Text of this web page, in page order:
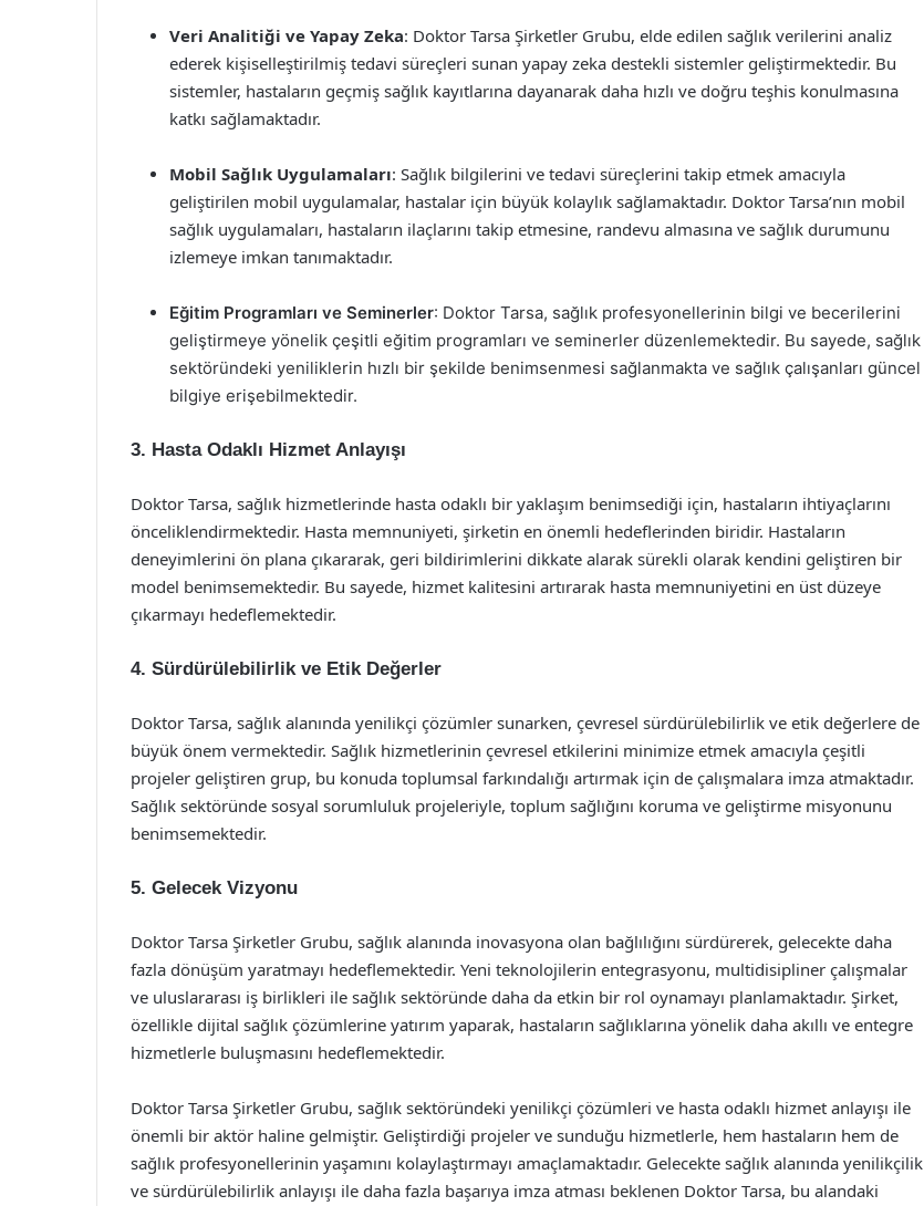
Veri Analitiği ve Yapay Zeka: Doktor Tarsa Şirketler Grubu, elde edilen sağlık verilerini analiz
ederek kişiselleştirilmiş tedavi süreçleri sunan yapay zeka destekli sistemler geliştirmektedir. Bu
sistemler, hastaların geçmiş sağlık kayıtlarına dayanarak daha hızlı ve doğru teşhis konulmasına
katkı sağlamaktadır.
Mobil Sağlık Uygulamaları: Sağlık bilgilerini ve tedavi süreçlerini takip etmek amacıyla
geliştirilen mobil uygulamalar, hastalar için büyük kolaylık sağlamaktadır. Doktor Tarsa’nın mobil
sağlık uygulamaları, hastaların ilaçlarını takip etmesine, randevu almasına ve sağlık durumunu
izlemeye imkan tanımaktadır.
Eğitim Programları ve Seminerler: Doktor Tarsa, sağlık profesyonellerinin bilgi ve becerilerini
geliştirmeye yönelik çeşitli eğitim programları ve seminerler düzenlemektedir. Bu sayede, sağlık
sektöründeki yeniliklerin hızlı bir şekilde benimsenmesi sağlanmakta ve sağlık çalışanları güncel
bilgiye erişebilmektedir.
3. Hasta Odaklı Hizmet Anlayışı
Doktor Tarsa, sağlık hizmetlerinde hasta odaklı bir yaklaşım benimsediği için, hastaların ihtiyaçlarını
önceliklendirmektedir. Hasta memnuniyeti, şirketin en önemli hedeflerinden biridir. Hastaların
deneyimlerini ön plana çıkararak, geri bildirimlerini dikkate alarak sürekli olarak kendini geliştiren bir
model benimsemektedir. Bu sayede, hizmet kalitesini artırarak hasta memnuniyetini en üst düzeye
çıkarmayı hedeflemektedir.
4. Sürdürülebilirlik ve Etik Değerler
Doktor Tarsa, sağlık alanında yenilikçi çözümler sunarken, çevresel sürdürülebilirlik ve etik değerlere de
büyük önem vermektedir. Sağlık hizmetlerinin çevresel etkilerini minimize etmek amacıyla çeşitli
projeler geliştiren grup, bu konuda toplumsal farkındalığı artırmak için de çalışmalara imza atmaktadır.
Sağlık sektöründe sosyal sorumluluk projeleriyle, toplum sağlığını koruma ve geliştirme misyonunu
benimsemektedir.
5. Gelecek Vizyonu
Doktor Tarsa Şirketler Grubu, sağlık alanında inovasyona olan bağlılığını sürdürerek, gelecekte daha
fazla dönüşüm yaratmayı hedeflemektedir. Yeni teknolojilerin entegrasyonu, multidisipliner çalışmalar
ve uluslararası iş birlikleri ile sağlık sektöründe daha da etkin bir rol oynamayı planlamaktadır. Şirket,
özellikle dijital sağlık çözümlerine yatırım yaparak, hastaların sağlıklarına yönelik daha akıllı ve entegre
hizmetlerle buluşmasını hedeflemektedir.
Doktor Tarsa Şirketler Grubu, sağlık sektöründeki yenilikçi çözümleri ve hasta odaklı hizmet anlayışı ile
önemli bir aktör haline gelmiştir. Geliştirdiği projeler ve sunduğu hizmetlerle, hem hastaların hem de
sağlık profesyonellerinin yaşamını kolaylaştırmayı amaçlamaktadır. Gelecekte sağlık alanında yenilikçilik
ve sürdürülebilirlik anlayışı ile daha fazla başarıya imza atması beklenen Doktor Tarsa, bu alandaki